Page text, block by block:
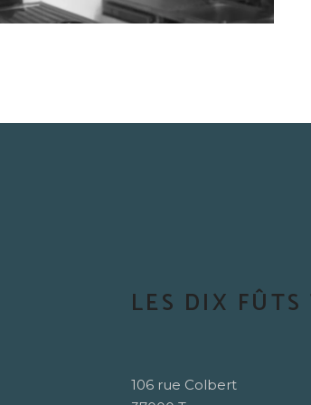
LES DIX FÛTS
106 rue Colbert